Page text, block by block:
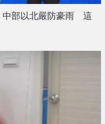
中部以北嚴防豪雨 這